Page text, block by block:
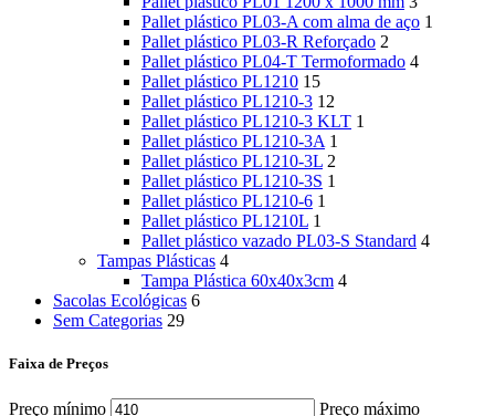
Pallet plástico PL03-A com alma de aço 1
Pallet plástico PL03-R Reforçado 2
Pallet plástico PL04-T Termoformado 4
Pallet plástico PL1210 15
Pallet plástico PL1210-3 12
Pallet plástico PL1210-3 KLT 1
Pallet plástico PL1210-3A 1
Pallet plástico PL1210-3L 2
Pallet plástico PL1210-3S 1
Pallet plástico PL1210-6 1
Pallet plástico PL1210L 1
Pallet plástico vazado PL03-S Standard 4
Tampas Plásticas 4
Tampa Plástica 60x40x3cm 4
Sacolas Ecológicas 6
Sem Categorias 29
Faixa de Preços
Preço mínimo Preço máximo